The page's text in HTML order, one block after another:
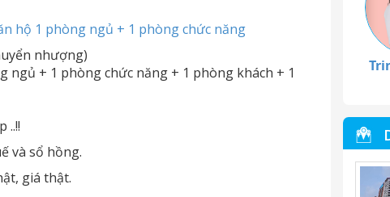
hộ 1 phòng ngủ + 1 phòng chức năng
nhượng)
ngủ + 1 phòng chức năng + 1 phòng khách + 1
..!!
và sổ hồng.
giá thật.